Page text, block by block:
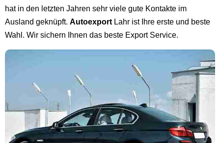
hat in den letzten Jahren sehr viele gute Kontakte im
Ausland geknüpft. Autoexport Lahr ist Ihre erste und beste
Wahl. Wir sichern Ihnen das beste Export Service.